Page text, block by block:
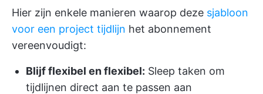
Hier zijn enkele manieren waarop deze sjabloon
voor een project tijdlijn het abonnement
vereenvoudigt:
Blijf flexibel en flexibel: Sleep taken om
tijdlijnen direct aan te passen aan